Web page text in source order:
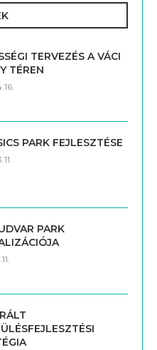
TERVEZÉS A VÁCI
TÉREN
PARK FEJLESZTÉSE
PARK